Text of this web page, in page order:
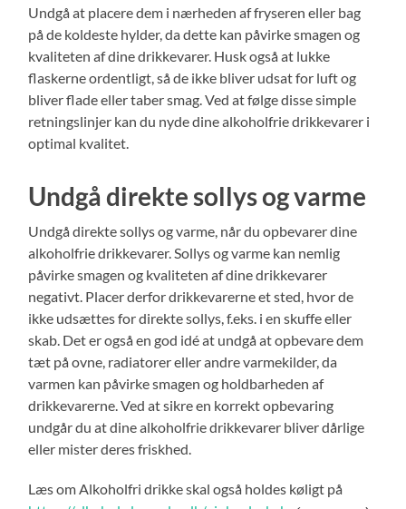
Undgå at placere dem i nærheden af fryseren eller bag
på de koldeste hylder, da dette kan påvirke smagen og
kvaliteten af dine drikkevarer. Husk også at lukke
flaskerne ordentligt, så de ikke bliver udsat for luft og
bliver flade eller taber smag. Ved at følge disse simple
retningslinjer kan du nyde dine alkoholfrie drikkevarer i
optimal kvalitet.
Undgå direkte sollys og varme
Undgå direkte sollys og varme, når du opbevarer dine
alkoholfrie drikkevarer. Sollys og varme kan nemlig
påvirke smagen og kvaliteten af dine drikkevarer
negativt. Placer derfor drikkevarerne et sted, hvor de
ikke udsættes for direkte sollys, f.eks. i en skuffe eller
skab. Det er også en god idé at undgå at opbevare dem
tæt på ovne, radiatorer eller andre varmekilder, da
varmen kan påvirke smagen og holdbarheden af
drikkevarerne. Ved at sikre en korrekt opbevaring
undgår du at dine alkoholfrie drikkevarer bliver dårlige
eller mister deres friskhed.
Læs om Alkoholfri drikke skal også holdes køligt på